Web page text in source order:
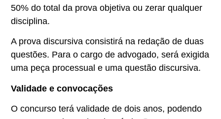
50% do total da prova objetiva ou zerar qualquer
disciplina.
A prova discursiva consistirá na redação de duas
questões. Para o cargo de advogado, será exigida
uma peça processual e uma questão discursiva.
Validade e convocações
O concurso terá validade de dois anos, podendo